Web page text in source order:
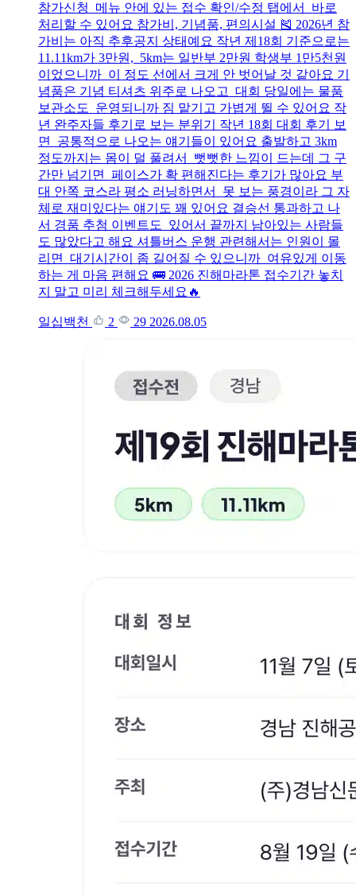
참가신청 메뉴 안에 있는 접수 확인/수정 탭에서 바로
처리할 수 있어요 참가비, 기념품, 편의시설 🎽 2026년 참
가비는 아직 추후공지 상태예요 작년 제18회 기준으로는
11.11km가 3만원, 5km는 일반부 2만원 학생부 1만5천원
이었으니까 이 정도 선에서 크게 안 벗어날 것 같아요 기
념품은 기념 티셔츠 위주로 나오고 대회 당일에는 물품
보관소도 운영되니까 짐 맡기고 가볍게 뛸 수 있어요 작
년 완주자들 후기로 보는 분위기 작년 18회 대회 후기 보
면 공통적으로 나오는 얘기들이 있어요 출발하고 3km
정도까지는 몸이 덜 풀려서 뻣뻣한 느낌이 드는데 그 구
간만 넘기면 페이스가 확 편해진다는 후기가 많아요 부
대 안쪽 코스라 평소 러닝하면서 못 보는 풍경이라 그 자
체로 재미있다는 얘기도 꽤 있어요 결승선 통과하고 나
서 경품 추첨 이벤트도 있어서 끝까지 남아있는 사람들
도 많았다고 해요 셔틀버스 운행 관련해서는 인원이 몰
리면 대기시간이 좀 길어질 수 있으니까 여유있게 이동
하는 게 마음 편해요 🚌 2026 진해마라톤 접수기간 놓치
지 말고 미리 체크해두세요🔥
일십백천 2 29 2026.08.05